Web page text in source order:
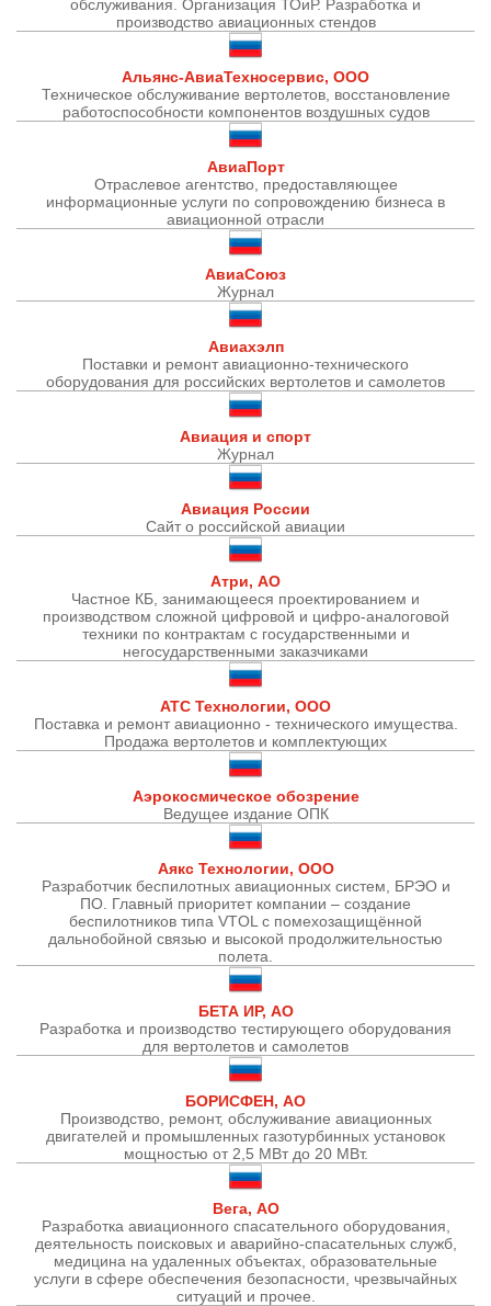
О выставке
Крокус Экспо
Документы
Для участников
Заочное участие
Основные требования МВЦ «Крокус Экспо»
Место проведения HeliRussia
Схема проезда
Правила доступа и пребывания Крокус Экспо
Аккредитация прессы
Условия инфопартнёрства
Публикации о выставке
обслуживания. Организация ТОиР. Разработка и
производство авиационных стендов
Альянс-АвиаТехносервис, ООО
Техническое обслуживание вертолетов, восстановление
работоспособности компонентов воздушных судов
АвиаПорт
Отраслевое агентство, предоставляющее
информационные услуги по сопровождению бизнеса в
авиационной отрасли
АвиаСоюз
Журнал
Авиахэлп
Поставки и ремонт авиационно-технического
оборудования для российских вертолетов и самолетов
Авиация и спорт
Журнал
Авиация России
Сайт о российской авиации
Атри, АО
Частное КБ, занимающееся проектированием и
производством сложной цифровой и цифро-аналоговой
техники по контрактам с государственными и
негосударственными заказчиками
АТС Технологии, ООО
Поставка и ремонт авиационно - технического имущества.
Продажа вертолетов и комплектующих
Аэрокосмическое обозрение
Ведущее издание ОПК
Аякс Технологии, ООО
Разработчик беспилотных авиационных систем, БРЭО и
ПО. Главный приоритет компании – создание
беспилотников типа VTOL с помехозащищённой
дальнобойной связью и высокой продолжительностью
полета.
БЕТА ИР, АО
Разработка и производство тестирующего оборудования
для вертолетов и самолетов
БОРИСФЕН, АО
Производство, ремонт, обслуживание авиационных
двигателей и промышленных газотурбинных установок
мощностью от 2,5 МВт до 20 МВт.
Вега, АО
Разработка авиационного спасательного оборудования,
деятельность поисковых и аварийно-спасательных служб,
медицина на удаленных объектах, образовательные
услуги в сфере обеспечения безопасности, чрезвычайных
ситуаций и прочее.